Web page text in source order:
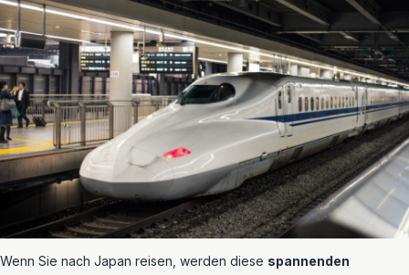
Wenn Sie nach Japan reisen, werden diese spannenden